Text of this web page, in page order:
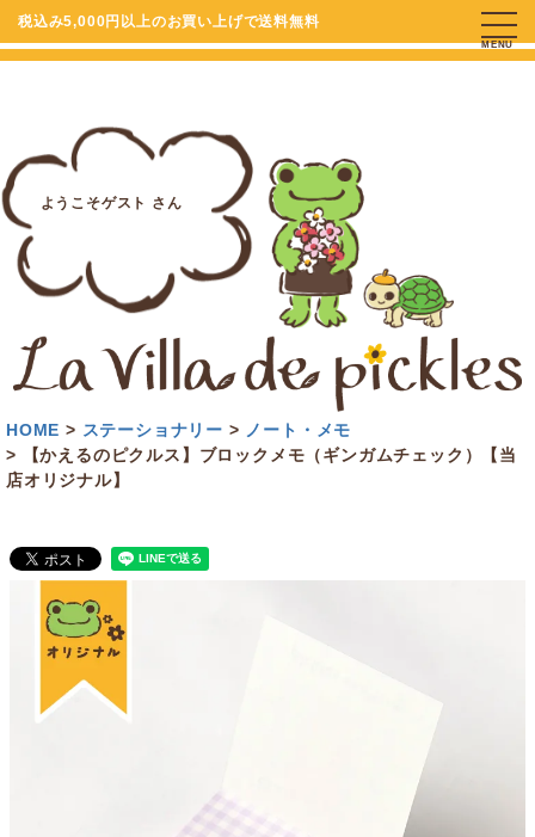
税込み5,000円以上のお買い上げで送料無料
ようこそゲスト さん
MENU
HOME ステーショナリー
ノート・メモ
【かえるのピクルス】ブロックメモ（ギンガムチェック）【当
店オリジナル】